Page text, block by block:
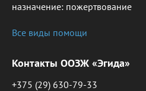
назначение: пожертвование
Все виды помощи
Контакты ООЗЖ «Эгида»
+375 (29) 630-79-33